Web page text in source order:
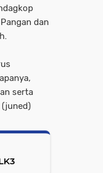
dan
serta
(juned)